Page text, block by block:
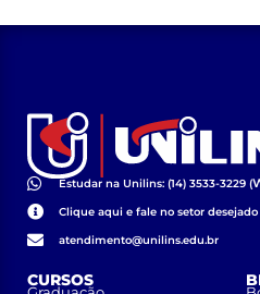
Estudar na Unilins: (14) 3533-3229 (
Clique aqui e fale no setor desejado
atendimento@unilins.edu.br
CURSOS